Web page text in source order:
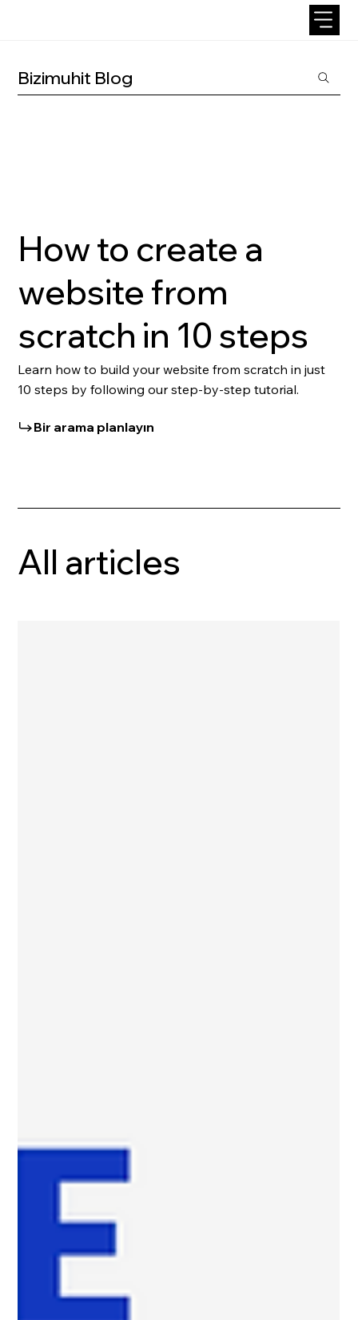
How to create a
website from
scratch in 10 steps
Learn how to build your website from scratch in just
10 steps by following our step-by-step tutorial.
Bir arama planlayın
All articles
Bizimuhit Blog